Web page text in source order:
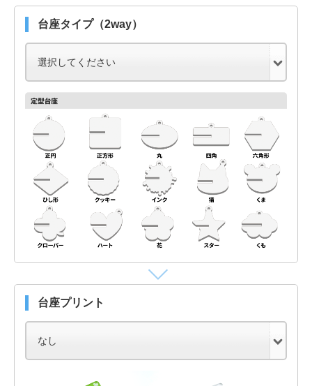
台座タイプ（2way）
台座プリント